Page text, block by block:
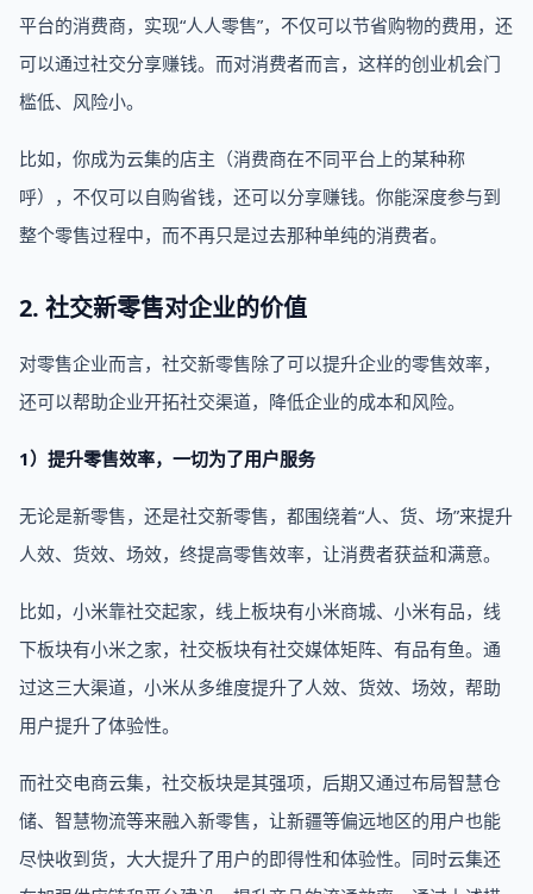
平台的消费商，实现“人人零售”，不仅可以节省购物的费用，还
可以通过社交分享赚钱。而对消费者而言，这样的创业机会门
槛低、风险小。
比如，你成为云集的店主（消费商在不同平台上的某种称
呼），不仅可以自购省钱，还可以分享赚钱。你能深度参与到
整个零售过程中，而不再只是过去那种单纯的消费者。
2. 社交新零售对企业的价值
对零售企业而言，社交新零售除了可以提升企业的零售效率，
还可以帮助企业开拓社交渠道，降低企业的成本和风险。
1）提升零售效率，一切为了用户服务
无论是新零售，还是社交新零售，都围绕着“人、货、场”来提升
人效、货效、场效，终提高零售效率，让消费者获益和满意。
比如，小米靠社交起家，线上板块有小米商城、小米有品，线
下板块有小米之家，社交板块有社交媒体矩阵、有品有鱼。通
过这三大渠道，小米从多维度提升了人效、货效、场效，帮助
用户提升了体验性。
而社交电商云集，社交板块是其强项，后期又通过布局智慧仓
储、智慧物流等来融入新零售，让新疆等偏远地区的用户也能
尽快收到货，大大提升了用户的即得性和体验性。同时云集还